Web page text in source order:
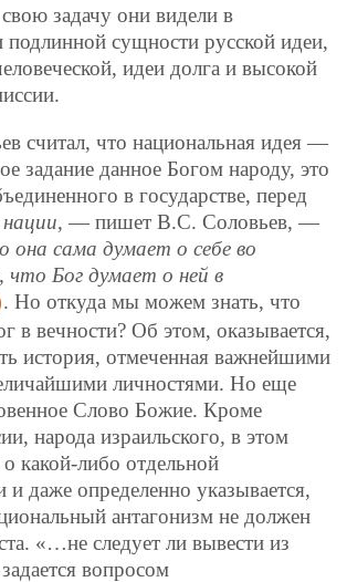
задачу они видели в
подлинной сущности русской идеи,
идеи долга и высокой
считал, что национальная идея —
задание данное Богом народу, это
в государстве, перед
, — пишет В.С. Соловьев, —
она сама думает о себе во
что Бог думает о ней в
. Но откуда мы можем знать, что
в вечности? Об этом, оказывается,
история, отмеченная важнейшими
личностями. Но еще
Слово Божие. Кроме
народа израильского, в этом
какой-либо отдельной
и даже определенно указывается,
антагонизм не должен
«…не следует ли вывести из
вопросом